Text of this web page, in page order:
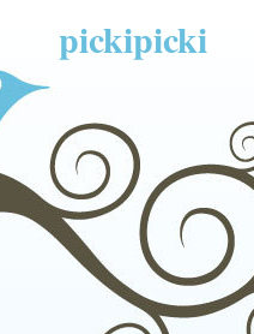
pickipicki